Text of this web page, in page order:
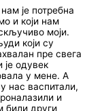
је потребна
и који нам
моји.
који су
пре свега
одувек
у мене. А
нас васпитали,
и
били други